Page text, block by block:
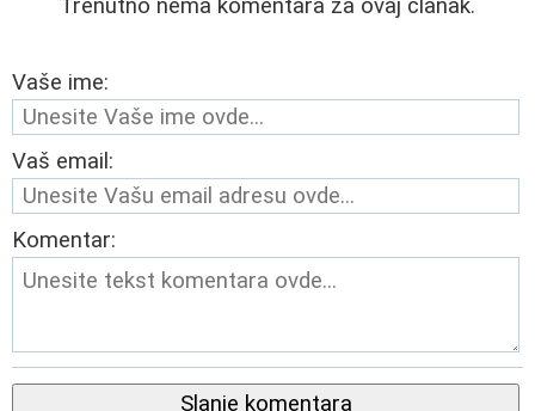
Trenutno nema komentara za ovaj članak.
Vaše ime:
Vaš email:
Komentar:
Slanje komentara